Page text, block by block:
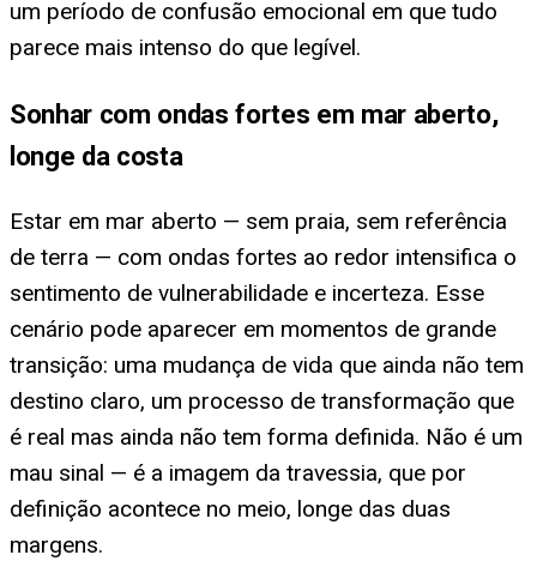
um período de confusão emocional em que tudo
parece mais intenso do que legível.
Sonhar com ondas fortes em mar aberto,
longe da costa
Estar em mar aberto — sem praia, sem referência
de terra — com ondas fortes ao redor intensifica o
sentimento de vulnerabilidade e incerteza. Esse
cenário pode aparecer em momentos de grande
transição: uma mudança de vida que ainda não tem
destino claro, um processo de transformação que
é real mas ainda não tem forma definida. Não é um
mau sinal — é a imagem da travessia, que por
definição acontece no meio, longe das duas
margens.